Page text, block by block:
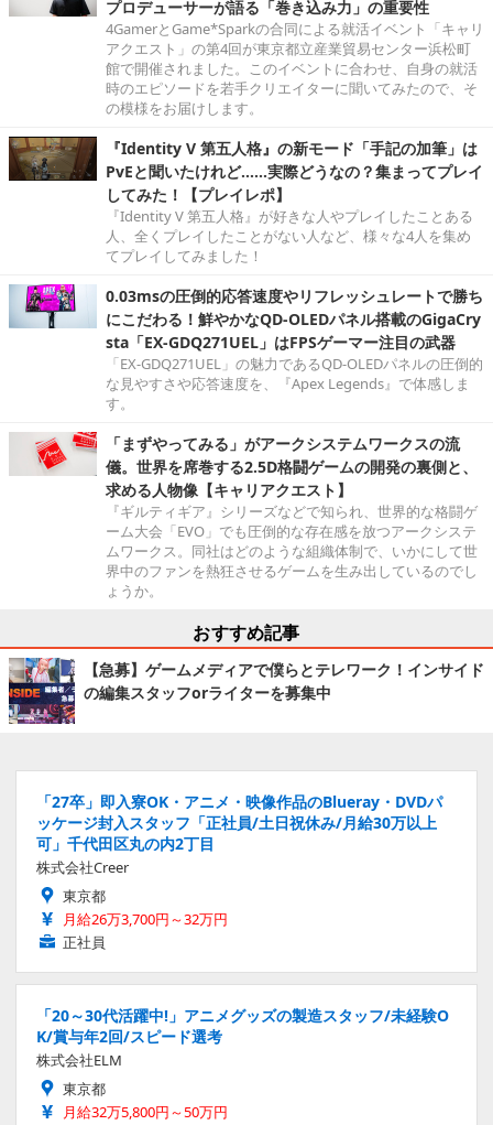
プロデューサーが語る「巻き込み力」の重要性
4GamerとGame*Sparkの合同による就活イベント「キャリ
アクエスト」の第4回が東京都立産業貿易センター浜松町
館で開催されました。このイベントに合わせ、自身の就活
時のエピソードを若手クリエイターに聞いてみたので、そ
の模様をお届けします。
『Identity V 第五人格』の新モード「手記の加筆」は
PvEと聞いたけれど……実際どうなの？集まってプレイ
してみた！【プレイレポ】
『Identity V 第五人格』が好きな人やプレイしたことある
人、全くプレイしたことがない人など、様々な4人を集め
てプレイしてみました！
0.03msの圧倒的応答速度やリフレッシュレートで勝ち
にこだわる！鮮やかなQD-OLEDパネル搭載のGigaCry
sta「EX-GDQ271UEL」はFPSゲーマー注目の武器
「EX-GDQ271UEL」の魅力であるQD-OLEDパネルの圧倒的
な見やすさや応答速度を、『Apex Legends』で体感しま
す。
「まずやってみる」がアークシステムワークスの流
儀。世界を席巻する2.5D格闘ゲームの開発の裏側と、
求める人物像【キャリアクエスト】
『ギルティギア』シリーズなどで知られ、世界的な格闘ゲ
ーム大会「EVO」でも圧倒的な存在感を放つアークシステ
ムワークス。同社はどのような組織体制で、いかにして世
界中のファンを熱狂させるゲームを生み出しているのでし
ょうか。
おすすめ記事
【急募】ゲームメディアで僕らとテレワーク！インサイド
の編集スタッフorライターを募集中
「27卒」即入寮OK・アニメ・映像作品のBlueray・DVDパ
ッケージ封入スタッフ「正社員/土日祝休み/月給30万以上
可」千代田区丸の内2丁目
株式会社Creer
東京都
月給26万3,700円～32万円
正社員
「20～30代活躍中!」アニメグッズの製造スタッフ/未経験O
K/賞与年2回/スピード選考
株式会社ELM
東京都
月給32万5,800円～50万円